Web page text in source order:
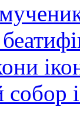
собор